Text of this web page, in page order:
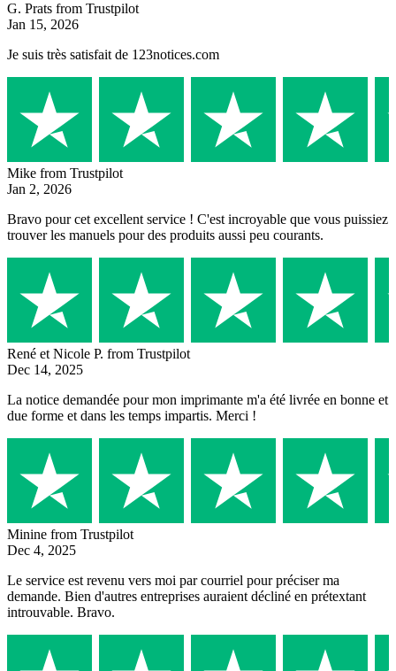
G. Prats from Trustpilot
Jan 15, 2026
Je suis très satisfait de 123notices.com
Mike from Trustpilot
Jan 2, 2026
Bravo pour cet excellent service ! C'est incroyable que vous puissiez
trouver les manuels pour des produits aussi peu courants.
René et Nicole P. from Trustpilot
Dec 14, 2025
La notice demandée pour mon imprimante m'a été livrée en bonne et
due forme et dans les temps impartis. Merci !
Minine from Trustpilot
Dec 4, 2025
Le service est revenu vers moi par courriel pour préciser ma
demande. Bien d'autres entreprises auraient décliné en prétextant
introuvable. Bravo.